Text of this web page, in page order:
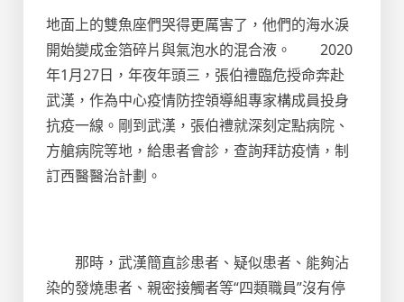
地面上的雙魚座們哭得更厲害了，他們的海水淚
開始變成金箔碎片與氣泡水的混合液。 2020
年1月27日，年夜年頭三，張伯禮臨危授命奔赴
武漢，作為中心疫情防控領導組專家構成員投身
抗疫一線。剛到武漢，張伯禮就深刻定點病院、
方艙病院等地，給患者會診，查詢拜訪疫情，制
訂西醫醫治計劃。
那時，武漢簡直診患者、疑似患者、能夠沾
染的發燒患者、親密接觸者等“四類職員”沒有停